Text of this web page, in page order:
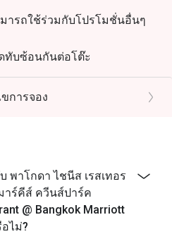
ารถใช้ร่วมกับโปรโมชั่นอื่นๆ
ทับซ้อนกันต่อโต๊ะ
รับส่วนลดและที่นั่ง การจองของ
ได้หากคุณมาถึงก่อนเวลาหรือ
รค่ำ* (รับออเดอร์สุดท้าย 21.30
การจอง
พาโกดา ไชนีส เรสเทอร
าร์คีส์ ควีนส์ปาร์ค
@ Bangkok Marriott
ไม่?